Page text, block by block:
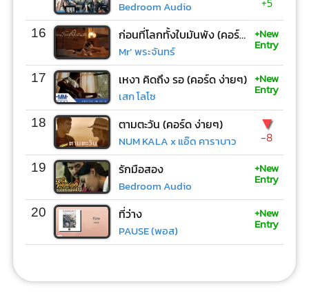
Bedroom Audio
16 ก่อนที่โลกทั้งใบมันพัง (คอร์ด ง่ายๆ)
Mr’ พระจันทร์
+New
Entry
17 เหงา คิดถึง รอ (คอร์ด ง่ายๆ)
เสก โลโซ
+New
Entry
18 ตามตะวัน (คอร์ด ง่ายๆ)
NUM KALA x แอ๊ด คาราบาว
▼
-8
19 รักมือสอง
Bedroom Audio
+New
Entry
20 ที่ว่าง
PAUSE (พอส)
+New
Entry